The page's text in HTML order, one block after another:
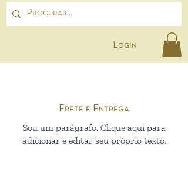
Login
Frete e Entrega
Sou um parágrafo. Clique aqui para
adicionar e editar seu próprio texto.